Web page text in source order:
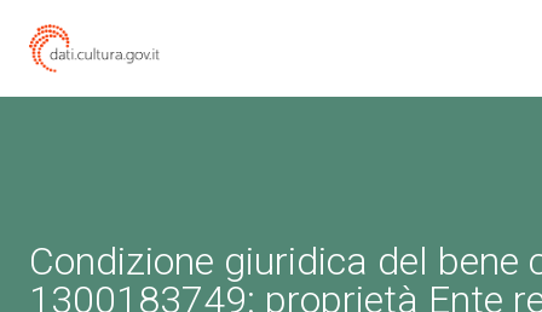
Condizione giuridica del bene
1300183749: proprietà Ente